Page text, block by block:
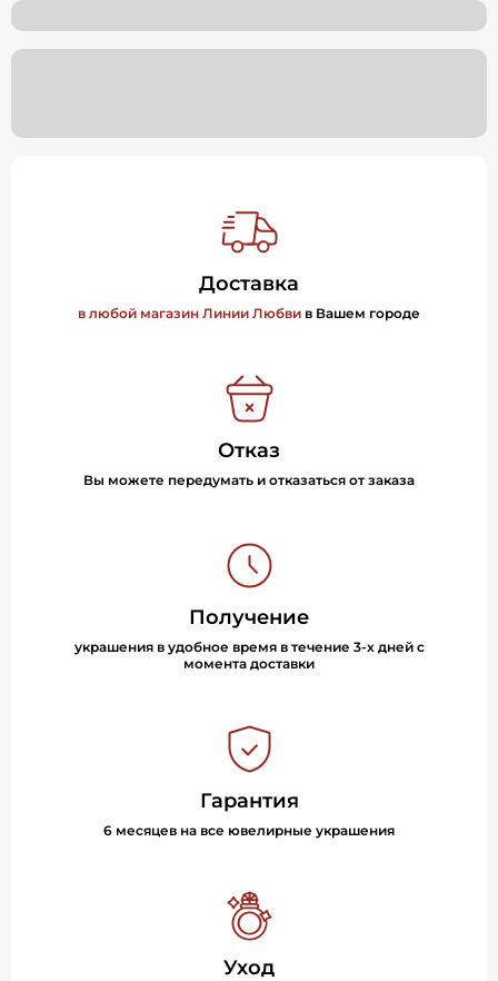
Доставка
в любой магазин Линии Любви в Вашем городе
Отказ
Вы можете передумать и отказаться от заказа
Получение
украшения в удобное время в течение 3-х дней с
момента доставки
Гарантия
6 месяцев на все ювелирные украшения
Уход